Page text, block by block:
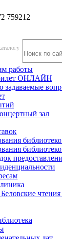
759212
работы
ОНЛАЙН
задаваемые
зал